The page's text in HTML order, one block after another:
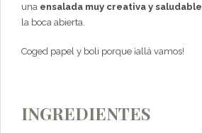
una ensalada muy creativa y saludable
la boca abierta.
Coged papel y boli porque ¡allá vamos!
INGREDIENTES